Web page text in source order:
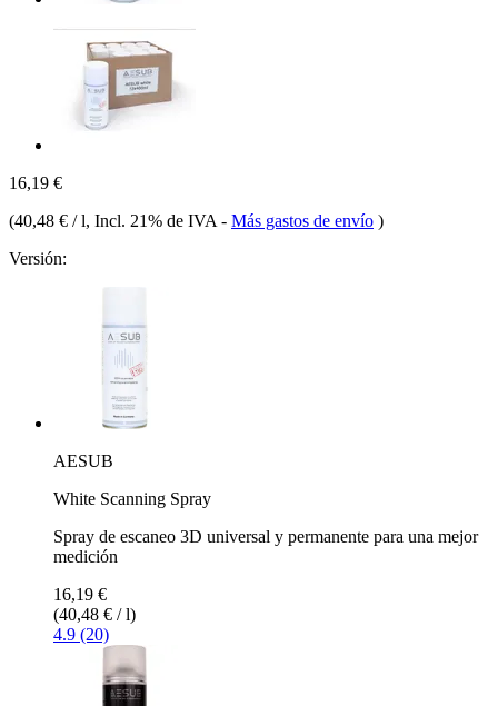
16,19 €
(40,48 € / l, Incl. 21% de IVA - Más gastos de envío )
Versión:
AESUB
White Scanning Spray
Spray de escaneo 3D universal y permanente para una mejor
medición
16,19 €
(40,48 € / l)
4.9 (20)